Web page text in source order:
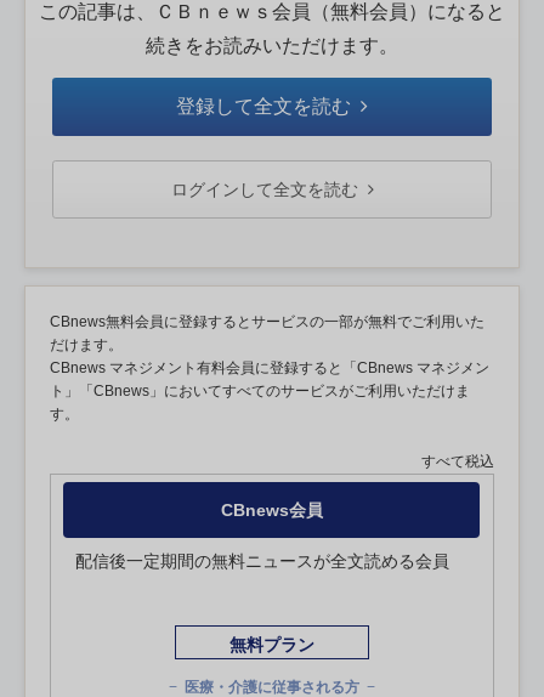
この記事は、ＣＢｎｅｗｓ会員（無料会員）になると
続きをお読みいただけます。
登録して全文を読む
ログインして全文を読む
CBnews無料会員に登録するとサービスの一部が無料でご利用いた
だけます。
CBnews マネジメント有料会員に登録すると「CBnews マネジメン
ト」「CBnews」においてすべてのサービスがご利用いただけま
す。
すべて税込
CBnews会員
配信後一定期間の無料ニュースが全文読める会員
無料プラン
医療・介護に従事される方